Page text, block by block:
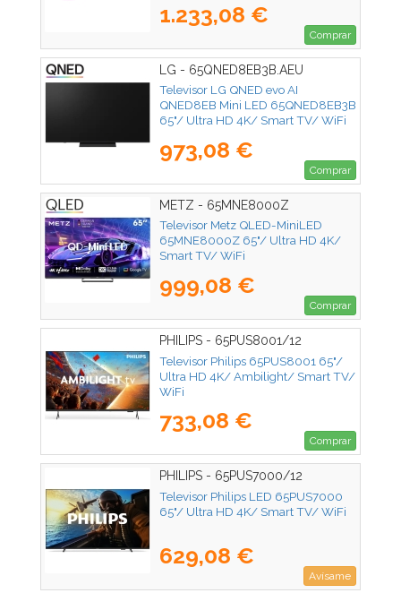
1.233,08 €
Comprar
LG - 65QNED8EB3B.AEU
Televisor LG QNED evo AI
QNED8EB Mini LED 65QNED8EB3B
65"/ Ultra HD 4K/ Smart TV/ WiFi
973,08 €
Comprar
METZ - 65MNE8000Z
Televisor Metz QLED-MiniLED
65MNE8000Z 65"/ Ultra HD 4K/
Smart TV/ WiFi
999,08 €
Comprar
PHILIPS - 65PUS8001/12
Televisor Philips 65PUS8001 65"/
Ultra HD 4K/ Ambilight/ Smart TV/
WiFi
733,08 €
Comprar
PHILIPS - 65PUS7000/12
Televisor Philips LED 65PUS7000
65"/ Ultra HD 4K/ Smart TV/ WiFi
629,08 €
Avísame